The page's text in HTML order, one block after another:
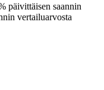
päivittäisen saannin
vertailuarvosta